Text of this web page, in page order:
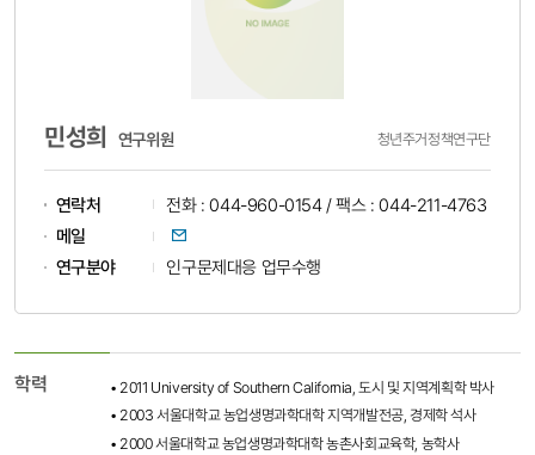
민성희 연구위원 청년주거정책연구단
연락처
전화 : 044-960-0154 / 팩스 : 044-211-4763
메일
이메일
연구분야 인구문제대응 업무수행
학력
• 2011 University of Southern California, 도시 및 지역계획학 박사
• 2003 서울대학교 농업생명과학대학 지역개발전공, 경제학 석사
• 2000 서울대학교 농업생명과학대학 농촌사회교육학, 농학사